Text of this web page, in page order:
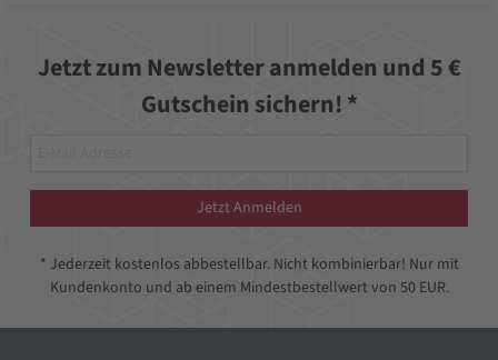
Jetzt zum Newsletter anmelden und 5 €
Gutschein sichern! *
Jetzt Anmelden
* Jederzeit kostenlos abbestellbar. Nicht kombinierbar! Nur mit
Kundenkonto und ab einem Mindestbestellwert von 50 EUR.